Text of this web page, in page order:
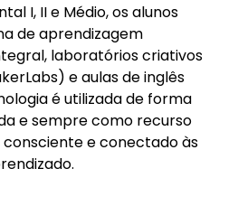
I, II e Médio, os alunos
de aprendizagem
laboratórios criativos
e aulas de inglês
é utilizada de forma
e sempre como recurso
consciente e conectado às